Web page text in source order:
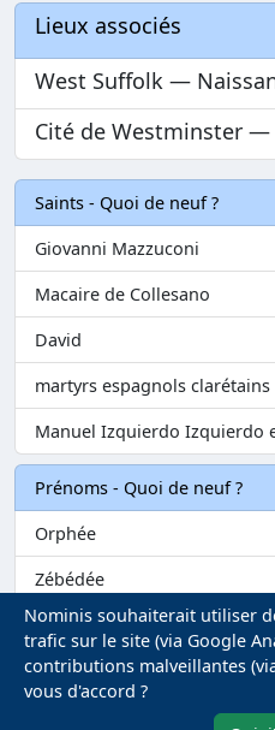
Lieux associés
West Suffolk —
Cité de Westminster
Saints - Quoi de neuf ?
Giovanni Mazzuconi
Macaire de Collesano
David
martyrs espagnols clarétains
Manuel Izquierdo Izquierdo
Prénoms - Quoi de neuf ?
Orphée
Zébédée
Melvil
Matilin
Nominis souhaiterait utiliser
trafic sur le site (via Google
contributions malveillantes
vous d'accord ?